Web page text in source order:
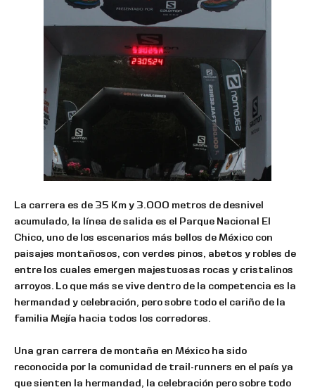
La carrera es de 35 Km y 3.000 metros de desnivel
acumulado, la línea de salida es el Parque Nacional El
Chico, uno de los escenarios más bellos de México con
paisajes montañosos, con verdes pinos, abetos y robles de
entre los cuales emergen majestuosas rocas y cristalinos
arroyos. Lo que más se vive dentro de la competencia es la
hermandad y celebración, pero sobre todo el cariño de la
familia Mejía hacia todos los corredores.
Una gran carrera de montaña en México ha sido
reconocida por la comunidad de trail-runners en el país ya
que sienten la hermandad, la celebración pero sobre todo